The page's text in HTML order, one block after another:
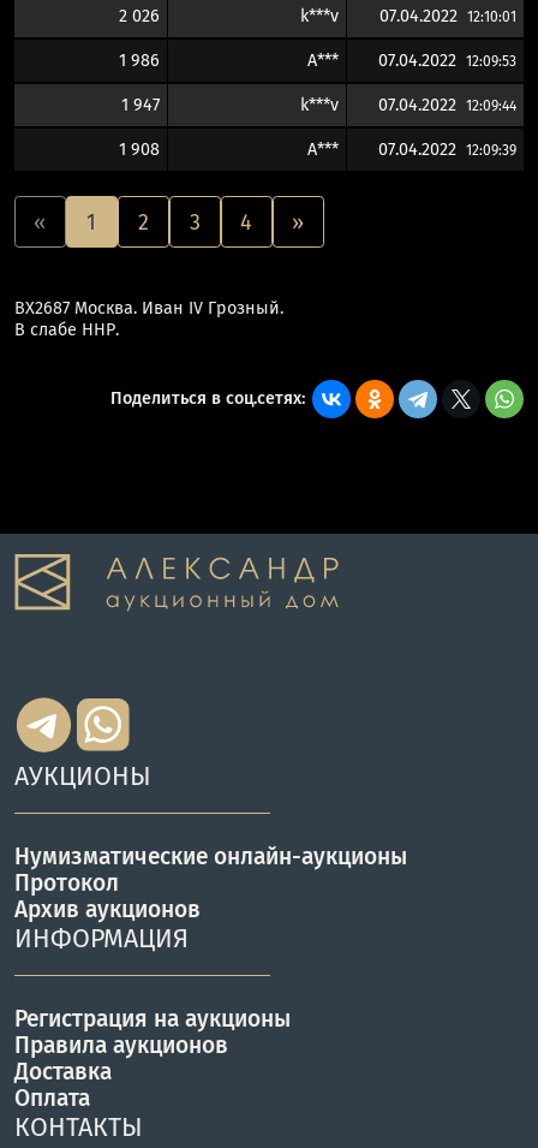
2 026 k***v 07.04.2022 12:10:01
1 986 A*** 07.04.2022 12:09:53
1 947 k***v 07.04.2022 12:09:44
1 908 A*** 07.04.2022 12:09:39
« 1 2 3 4 »
ВХ2687 Москва. Иван IV Грозный.
В слабе ННР.
Поделиться в соц.сетях:
АУКЦИОНЫ
Нумизматические онлайн-аукционы
Протокол
Архив аукционов
ИНФОРМАЦИЯ
Регистрация на аукционы
Правила аукционов
Доставка
Оплата
КОНТАКТЫ